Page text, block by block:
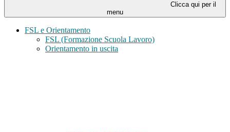
Clicca qui per il
menu
FSL e Orientamento
FSL (Formazione Scuola Lavoro)
Orientamento in uscita